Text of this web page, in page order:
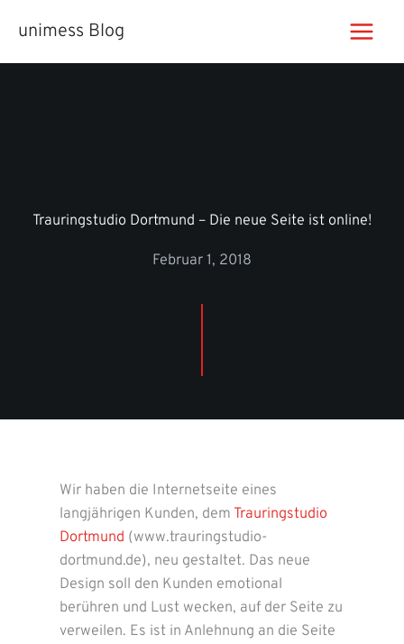
Inhaltunimess Blog
Trauringstudio Dortmund – Die neue Seite ist online!
Februar 1, 2018
Wir haben die Internetseite eines
langjährigen Kunden, dem Trauringstudio
Dortmund (www.trauringstudio-
dortmund.de), neu gestaltet. Das neue
Design soll den Kunden emotional
berühren und Lust wecken, auf der Seite zu
verweilen. Es ist in Anlehnung an die Seite